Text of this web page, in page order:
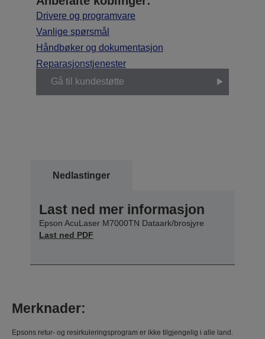
Drivere og programvare
Vanlige spørsmål
Håndbøker og dokumentasjon
Reparasjonstjenester
Gå til kundestøtte
Nedlastinger
Last ned mer informasjon
Epson AcuLaser M7000TN Dataark/brosjyre
Last ned PDF
Merknader:
Epsons retur- og resirkuleringsprogram er ikke tilgjengelig i alle land.